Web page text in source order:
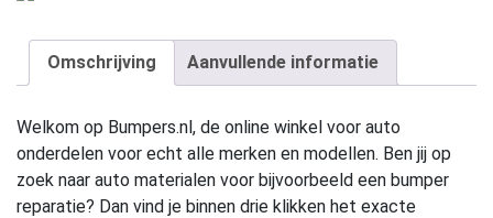
Omschrijving Aanvullende informatie
Welkom op Bumpers.nl, de online winkel voor auto
onderdelen voor echt alle merken en modellen. Ben jij op
zoek naar auto materialen voor bijvoorbeeld een bumper
reparatie? Dan vind je binnen drie klikken het exacte